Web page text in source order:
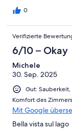
0
Verifizierte
6/10 – Okay
Michele
30. Sep. 2025
Gut:
Komfort des Zimmers
Mit Google
Bella vista sul lago